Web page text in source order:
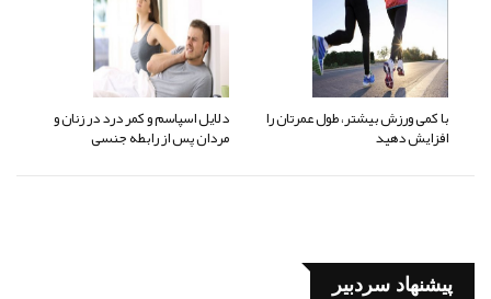
با کمی ورزش بیشتر، طول عمرتان را
افزایش دهید
دلایل اسپاسم و کمر درد در زنان و
مردان پس از رابطه جنسی
پیشنهاد سردبیر